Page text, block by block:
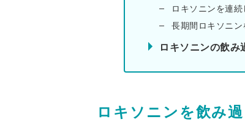
ロキソニンを連
長期間ロキソニン
ロキソニンの飲み
ロキソニンを飲み